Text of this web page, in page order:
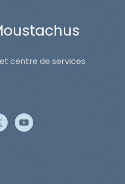
centre de services